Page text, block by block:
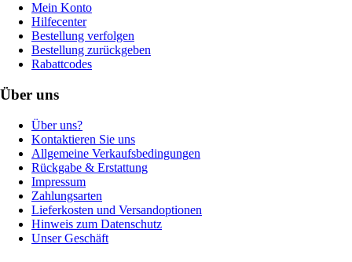
Mein Konto
Hilfecenter
Bestellung verfolgen
Bestellung zurückgeben
Rabattcodes
Über uns
Über uns?
Kontaktieren Sie uns
Allgemeine Verkaufsbedingungen
Rückgabe & Erstattung
Impressum
Zahlungsarten
Lieferkosten und Versandoptionen
Hinweis zum Datenschutz
Unser Geschäft